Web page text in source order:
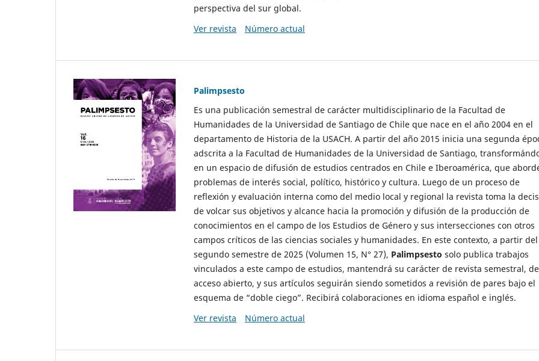
perspectiva del sur global.
Ver revista
Número actual
Palimpsesto
Es una publicación semestral de carácter multidisciplinario de la Facultad de
Humanidades de la Universidad de Santiago de Chile que nace en el año 2004 en el
departamento de Historia de la USACH. A partir del año 2015 inicia una segunda
adscrita a la Facultad de Humanidades de la Universidad de Santiago,
en un espacio de difusión de estudios centrados en Chile e Iberoamérica, que
problemas de interés social, político, histórico y cultura. Luego de un proceso de
reflexión y evaluación interna como del medio local y regional la revista toma la
de volcar sus objetivos y alcance hacia la promoción y difusión de la producción de
conocimientos en el campo de los Estudios de Género y sus intersecciones con otros
campos críticos de las ciencias sociales y humanidades. En este contexto, a partir del
segundo semestre de 2025 (Volumen 15, N° 27), Palimpsesto solo publica trabajos
vinculados a este campo de estudios, mantendrá su carácter de revista semestral, de
acceso abierto, y sus artículos seguirán siendo sometidos a revisión de pares bajo el
esquema de “doble ciego”. Recibirá colaboraciones en idioma español e inglés.
Ver revista
Número actual